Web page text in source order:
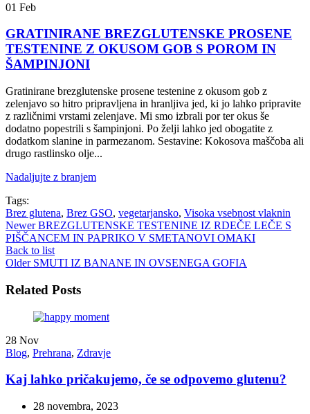
01 Feb
GRATINIRANE BREZGLUTENSKE PROSENE
TESTENINE Z OKUSOM GOB S POROM IN
ŠAMPINJONI
Gratinirane brezglutenske prosene testenine z okusom gob z
zelenjavo so hitro pripravljena in hranljiva jed, ki jo lahko pripravite
z različnimi vrstami zelenjave. Mi smo izbrali por ter okus še
dodatno popestrili s šampinjoni. Po želji lahko jed obogatite z
dodatkom slanine in parmezanom. Sestavine: Kokosova maščoba ali
drugo rastlinsko olje...
Nadaljujte z branjem
Tags:
Brez glutena, Brez GSO, vegetarjansko, Visoka vsebnost vlaknin
Newer BREZGLUTENSKE TESTENINE IZ RDEČE LEČE S
PIŠČANCEM IN PAPRIKO V SMETANOVI OMAKI
Back to list
Older SMUTI IZ BANANE IN OVSENEGA GOFIA
Related Posts
28 Nov
Blog, Prehrana, Zdravje
Kaj lahko pričakujemo, če se odpovemo glutenu?
28 novembra, 2023